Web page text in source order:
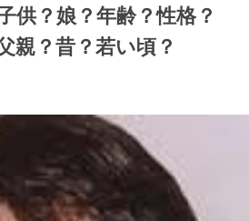
供？娘？年齢？性格？
親？昔？若い頃？